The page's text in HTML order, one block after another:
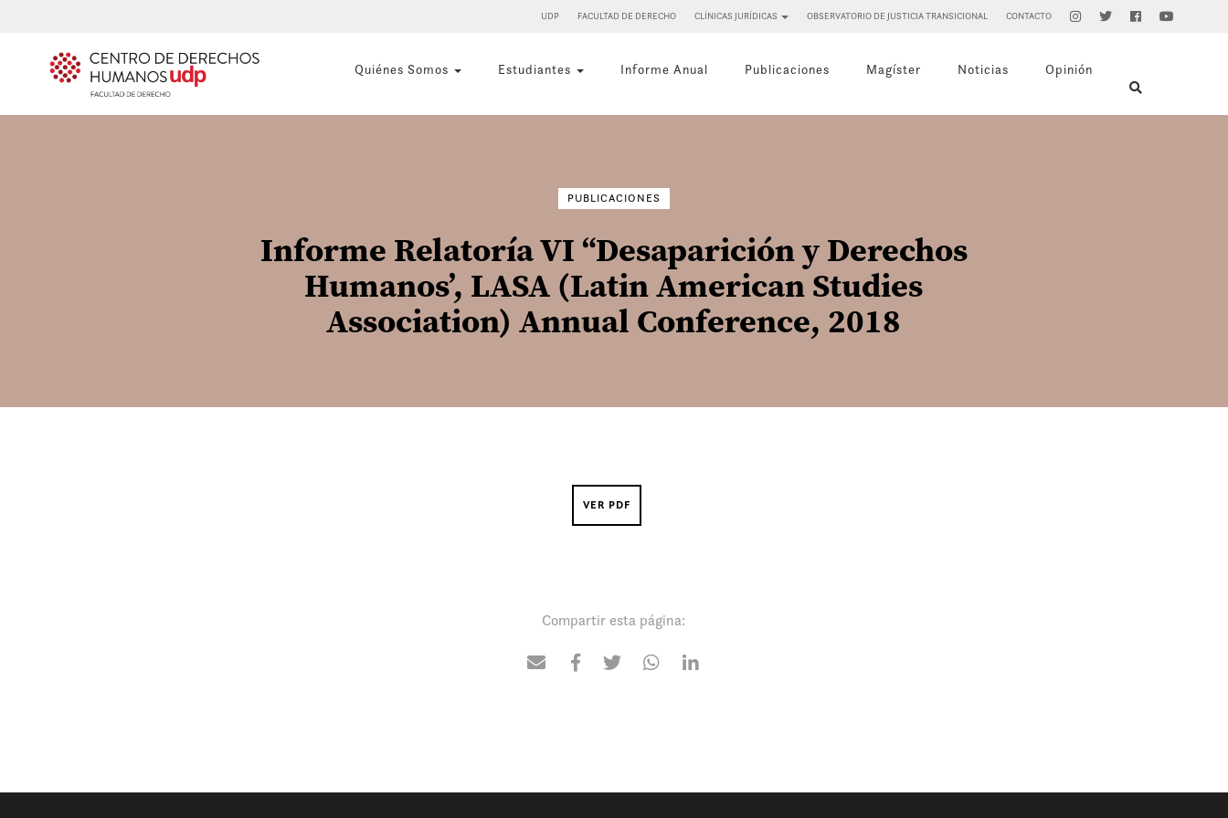
UDP FACULTAD DE DERECHO CLÍNICAS JURÍDICAS OBSERVATORIO DE JUSTICIA TRANSICIONAL CONTACTO
Quiénes Somos Estudiantes Informe Anual Publicaciones Magíster Noticias Opinión
PUBLICACIONES
Informe Relatoría VI “Desaparición y Derechos
Humanos’, LASA (Latin American Studies
Association) Annual Conference, 2018
VER PDF
Compartir esta página: